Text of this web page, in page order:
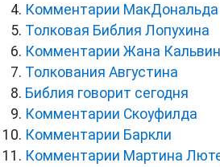
Комментарии МакДональда
Толковая Библия Лопухина
Комментарии Жана
Толкования Августина
Библия говорит сегодня
Комментарии Скоуфилда
Комментарии Баркли
Комментарии Мартина